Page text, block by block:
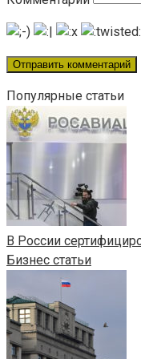
Популярные статьи
В России
Бизнес статьи